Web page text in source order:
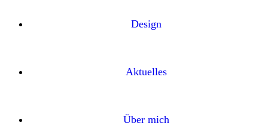
Design
Aktuelles
Über mich